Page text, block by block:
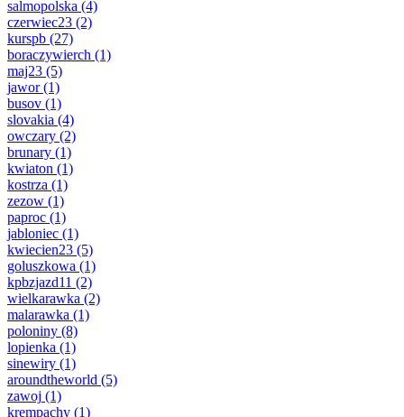
salmopolska (4)
czerwiec23 (2)
kurspb (27)
boraczywierch (1)
maj23 (5)
jawor(1)
busov (1)
slovakia (4)
owczary (2)
brunary (1)
kwiaton (1)
kostrza (1)
zezow (1)
paproc (1)
jabloniec (1)
kwiecien23 (5)
goluszkowa (1)
kpbzjazd11 (2)
wielkarawka (2)
malarawka (1)
poloniny (8)
lopienka (1)
sinewiry (1)
aroundtheworld (5)
zawoj (1)
krempachy (1)